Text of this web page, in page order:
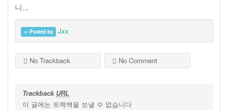
니...
Posted by Jxx
No Trackback No Comment
Trackback URL
이 글에는 트랙백을 보낼 수 없습니다